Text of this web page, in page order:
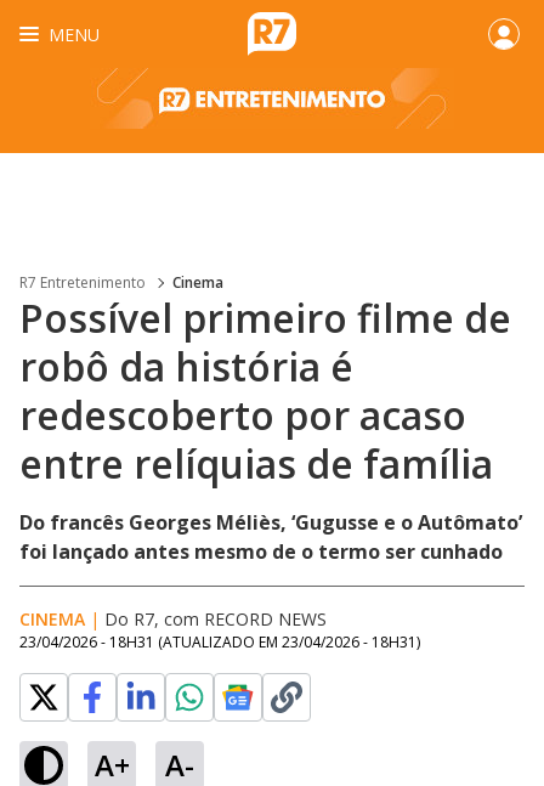
MENU
R7 Entretenimento Cinema
Possível primeiro filme de
robô da história é
redescoberto por acaso
entre relíquias de família
Do francês Georges Méliès, ‘Gugusse e o Autômato’
foi lançado antes mesmo de o termo ser cunhado
CINEMA | Do R7, com RECORD NEWS
23/04/2026 - 18H31 (ATUALIZADO EM 23/04/2026 - 18H31)
A+ A-